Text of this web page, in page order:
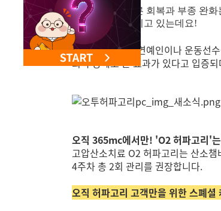
허파고리 후 빠른 회복과 부종 완
은 문의가 이어지고 있는데요!
고압산소챔버는 연예인이나 운동선
회복 등에도 큰 효과가 있다고 입증
오직 365mc에서만! 'O2 허파고리'
고압산소치료 O2 허파고리는 산소
4주차 총 2회 관리를 권장합니다.
오직 허파고리 고객만을 위한 스폐셜